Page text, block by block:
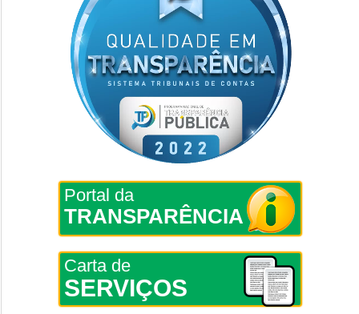
Portal da
TRANSPARÊNCIA
Carta de
SERVIÇOS